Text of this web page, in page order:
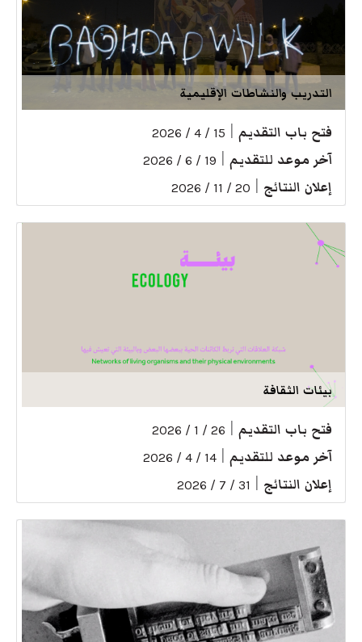
التدريب والنشاطات الإقليمية
فتح باب التقديم 15 / 4 / 2026
آخر موعد للتقديم 19 / 6 / 2026
إعلان النتائج 20 / 11 / 2026
بيئات الثقافة
فتح باب التقديم 26 / 1 / 2026
آخر موعد للتقديم 14 / 4 / 2026
إعلان النتائج 31 / 7 / 2026